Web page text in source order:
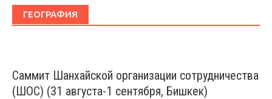
ГЕОГРАФИЯ
Саммит Шанхайской организации сотрудничества
(ШОС) (31 августа-1 сентября, Бишкек)